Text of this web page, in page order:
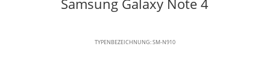
Samsung Galaxy Note 4
TYPENBEZEICHNUNG: SM-N910